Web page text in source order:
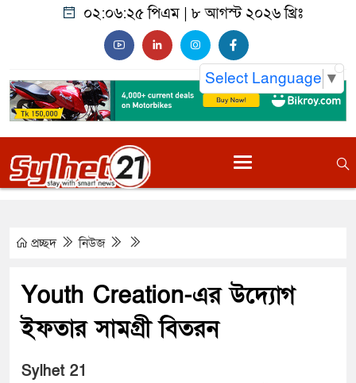
০২:০৬:২৬ পিএম | ৮ আগস্ট ২০২৬ খ্রিঃ
Select Language ▼
প্রচ্ছদ নিউজ
Youth Creation-এর উদ্যোগ
ইফতার সামগ্রী বিতরন
Sylhet 21